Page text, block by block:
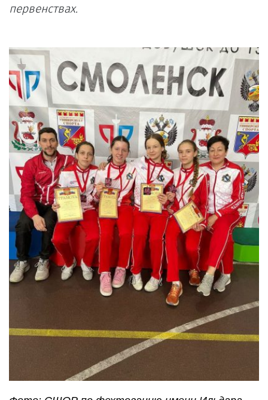
первенствах.